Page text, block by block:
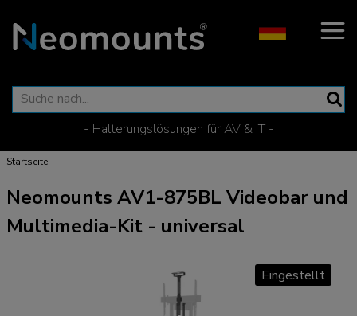
- Halterungslösungen für AV & IT -
Startseite
Neomounts AV1-875BL Videobar und
Multimedia-Kit - universal
Eingestellt